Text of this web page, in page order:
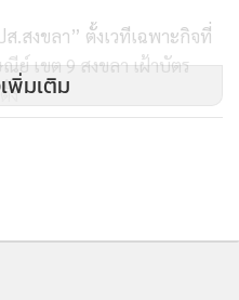
ตั้งตลอด 24